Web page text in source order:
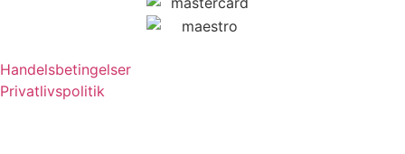
Handelsbetingelser
Privatlivspolitik